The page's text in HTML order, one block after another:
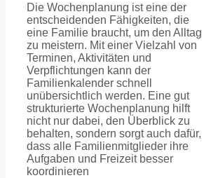
Die Wochenplanung ist eine der
entscheidenden Fähigkeiten, die
eine Familie braucht, um den Alltag
zu meistern. Mit einer Vielzahl von
Terminen, Aktivitäten und
Verpflichtungen kann der
Familienkalender schnell
unübersichtlich werden. Eine gut
strukturierte Wochenplanung hilft
nicht nur dabei, den Überblick zu
behalten, sondern sorgt auch dafür,
dass alle Familienmitglieder ihre
Aufgaben und Freizeit besser
koordinieren